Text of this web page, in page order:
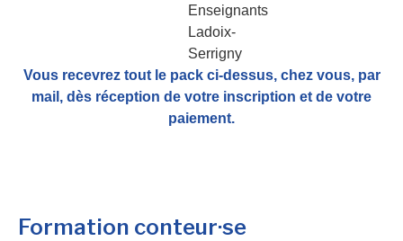
Vous recevrez tout le pack ci-dessus, chez vous, par
mail, dès réception de votre inscription et de votre
paiement.
Formation conteur·se